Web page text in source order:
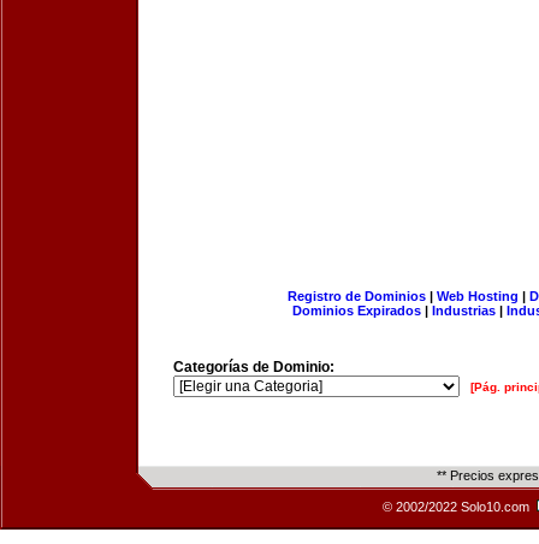
Registro de Dominios| Web Hosting |
Dominios Expirados | Industrias |
Categorías de Dominio:
[Pág.
** Precios
© 2002/2022 Solo10.com